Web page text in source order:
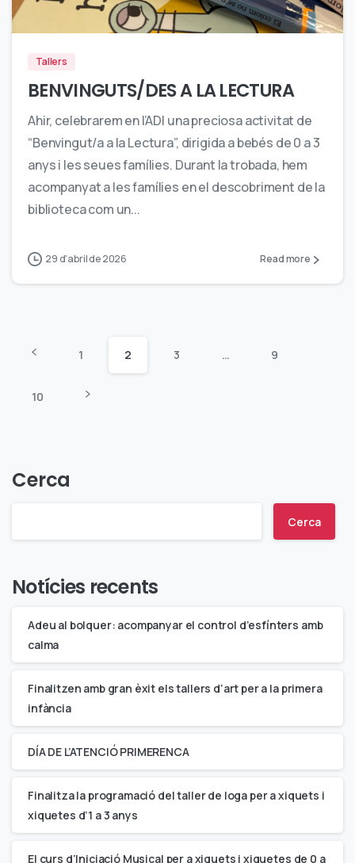
Tallers
BENVINGUTS/DES A LA LECTURA
Ahir, celebrarem en l’ADI una preciosa activitat de
“Benvingut/a a la Lectura”, dirigida a bebés de 0 a 3
anys i les seues famílies. Durant la trobada, hem
acompanyat a les famílies en el descobriment de la
biblioteca com un...
29 d'abril de 2026 Read more
1 2 3 … 9
10
Cerca
Cerca
Notícies recents
Adeu al bolquer: acompanyar el control d’esfínters amb
calma
Finalitzen amb gran èxit els tallers d’art per a la primera
infància
DÍA DE L’ATENCIÓ PRIMERENCA
Finalitza la programació del taller de Ioga per a xiquets i
xiquetes d’1 a 3 anys
El curs d’Iniciació Musical per a xiquets i xiquetes de 0 a